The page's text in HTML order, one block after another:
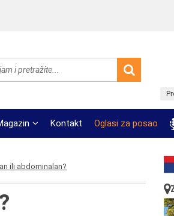
Kontakt Oglasi za posao
ili abdominalan?